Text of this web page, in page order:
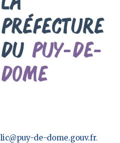
de-dome.gouv.fr.